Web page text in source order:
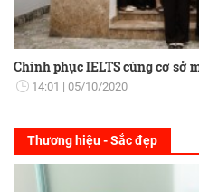
Chinh phục IELTS cùng cơ sở
14:01 05/10/2020
Thương hiệu - Sắc đẹp